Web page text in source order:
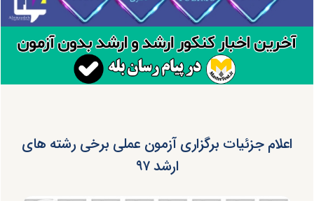
اعلام جزئیات برگزاری آزمون عملی برخی رشته های
ارشد ۹۷